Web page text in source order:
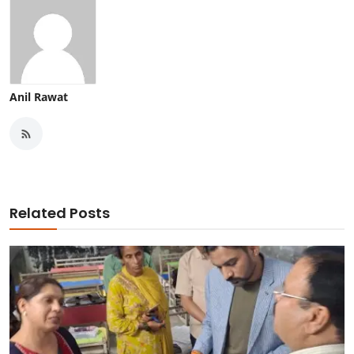
Anil Rawat
Related Posts